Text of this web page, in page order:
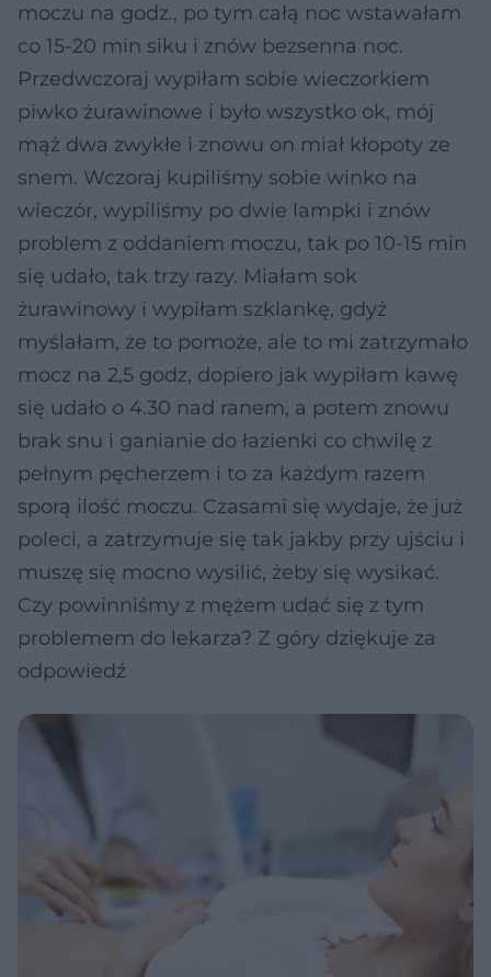
moczu na godz., po tym całą noc wstawałam
co 15-20 min siku i znów bezsenna noc.
Przedwczoraj wypiłam sobie wieczorkiem
piwko żurawinowe i było wszystko ok, mój
mąż dwa zwykłe i znowu on miał kłopoty ze
snem. Wczoraj kupiliśmy sobie winko na
wieczór, wypiliśmy po dwie lampki i znów
problem z oddaniem moczu, tak po 10-15 min
się udało, tak trzy razy. Miałam sok
żurawinowy i wypiłam szklankę, gdyż
myślałam, że to pomoże, ale to mi zatrzymało
mocz na 2,5 godz, dopiero jak wypiłam kawę
się udało o 4.30 nad ranem, a potem znowu
brak snu i ganianie do łazienki co chwilę z
pełnym pęcherzem i to za każdym razem
sporą ilość moczu. Czasami się wydaje, że już
poleci, a zatrzymuje się tak jakby przy ujściu i
muszę się mocno wysilić, żeby się wysikać.
Czy powinniśmy z mężem udać się z tym
problemem do lekarza? Z góry dziękuje za
odpowiedź